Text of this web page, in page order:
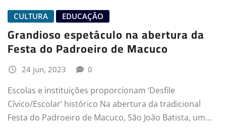
CULTURA EDUCAÇÃO
Grandioso espetáculo na abertura da
Festa do Padroeiro de Macuco
24 jun, 2023 0
Escolas e instituições proporcionam ‘Desfile
Cívico/Escolar’ histórico Na abertura da tradicional
Festa do Padroeiro de Macuco, São João Batista, um…